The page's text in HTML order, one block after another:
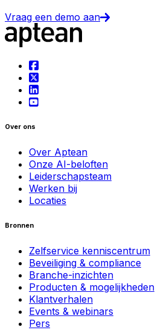
Vraag een demo aan
Over ons
Over Aptean
Onze AI-beloften
Leiderschapsteam
Werken bij
Locaties
Bronnen
Zelfservice kenniscentrum
Beveiliging & compliance
Branche-inzichten
Producten & mogelijkheden
Klantverhalen
Events & webinars
Pers